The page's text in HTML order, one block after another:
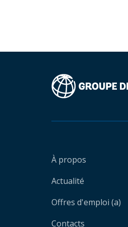
À propos
Actualité
Offres d'emploi (a)
Contacts